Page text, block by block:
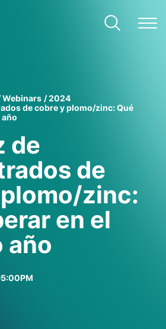
Webinars
2024
de cobre y plomo/zinc: Qué
de
de
zinc:
en el
año
5:00PM